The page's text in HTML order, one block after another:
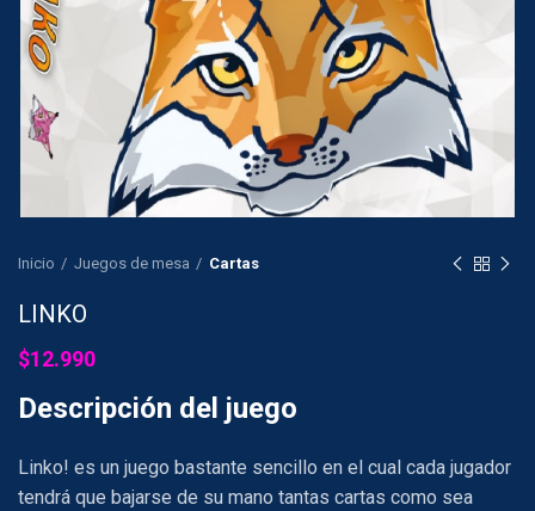
Inicio Juegos de mesa Cartas
LINKO
$12.990
Descripción del juego
Linko! es un juego bastante sencillo en el cual cada jugador
tendrá que bajarse de su mano tantas cartas como sea